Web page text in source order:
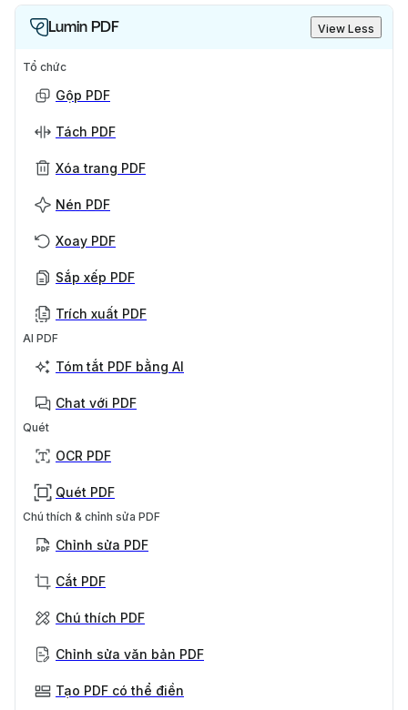
Lumin PDF View Less
Tổ chức
Gộp PDF
Tách PDF
Xóa trang PDF
Nén PDF
Xoay PDF
Sắp xếp PDF
Trích xuất PDF
AI PDF
Tóm tắt PDF bằng AI
Chat với PDF
Quét
OCR PDF
Quét PDF
Chú thích & chỉnh sửa PDF
Chỉnh sửa PDF
Cắt PDF
Chú thích PDF
Chỉnh sửa văn bản PDF
Tạo PDF có thể điền